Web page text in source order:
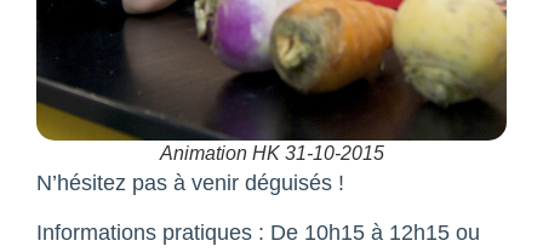
Animation HK 31-10-2015
N’hésitez pas à venir déguisés !
Informations pratiques : De 10h15 à 12h15 ou